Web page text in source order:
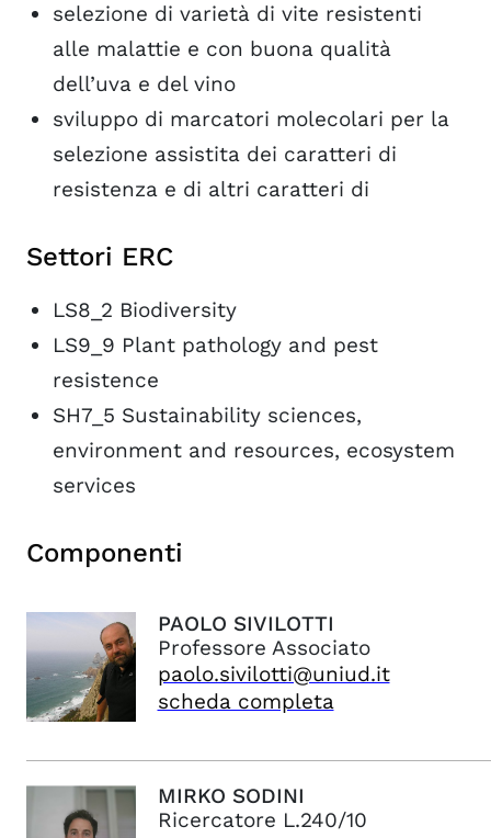
selezione di varietà di vite resistenti
alle malattie e con buona qualità
dell’uva e del vino
sviluppo di marcatori molecolari per la
selezione assistita dei caratteri di
resistenza e di altri caratteri di
Settori ERC
LS8_2 Biodiversity
LS9_9 Plant pathology and pest
resistence
SH7_5 Sustainability sciences,
environment and resources, ecosystem
services
Componenti
PAOLO SIVILOTTI
Professore Associato
paolo.sivilotti@uniud.it
scheda completa
MIRKO SODINI
Ricercatore L.240/10